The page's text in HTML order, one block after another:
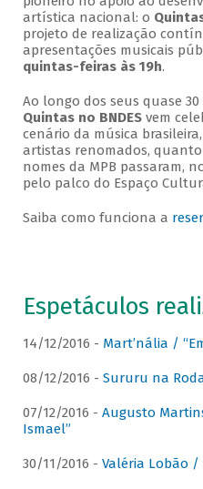
artística nacional: o
projeto de realização
apresentações musicais
quintas-feiras às 19h.
Ao longo dos seus quase
Quintas no BNDESvem
cenário da música
artistas renomados,
nomes da MPB passaram,
pelo palco do Espaço
Saiba como funciona a
Espetáculos
14/12/2016 - Mart’nália /
08/12/2016 - Sururu na
07/12/2016 - Augusto
Ismael”
30/11/2016 - Valéria Lobão /